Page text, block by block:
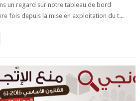
un regard sur notre tableau de bord
fois depuis la mise en exploitation du t...